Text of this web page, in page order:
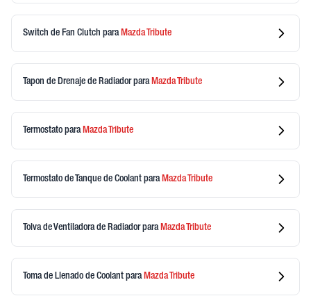
Switch de Fan Clutch para MazdaTribute
Tapon de Drenaje de Radiadorpara MazdaTribute
Termostato para MazdaTribute
Termostato de Tanque de Coolant para MazdaTribute
Tolva de Ventiladora de Radiadorpara MazdaTribute
Toma de Llenado de Coolant para MazdaTribute